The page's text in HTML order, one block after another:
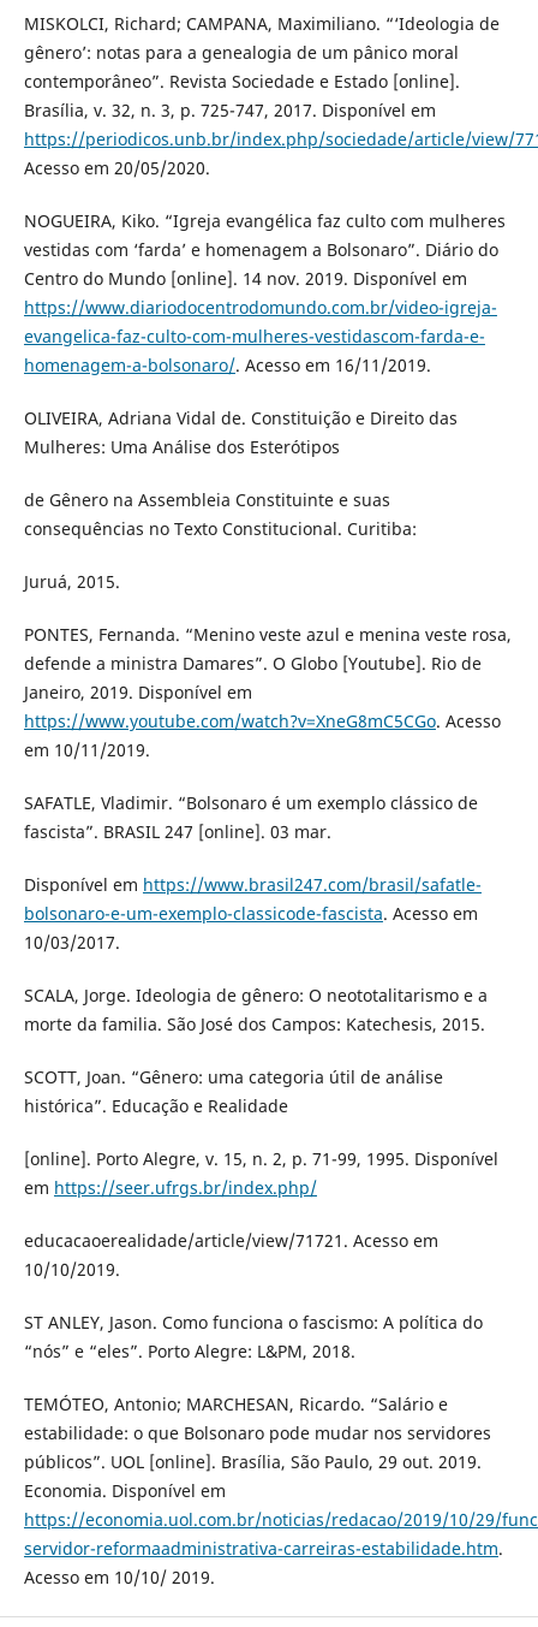
MISKOLCI, Richard; CAMPANA, Maximiliano. “‘Ideologia de
gênero’: notas para a genealogia de um pânico moral
contemporâneo”. Revista Sociedade e Estado [online].
Brasília, v. 32, n. 3, p. 725-747, 2017. Disponível em
https://periodicos.unb.br/index.php/sociedade/article/view/
Acesso em 20/05/2020.
NOGUEIRA, Kiko. “Igreja evangélica faz culto com mulheres
vestidas com ‘farda’ e homenagem a Bolsonaro”. Diário do
Centro do Mundo [online]. 14 nov. 2019. Disponível em
https://www.diariodocentrodomundo.com.br/video-igreja-
evangelica-faz-culto-com-mulheres-vestidascom-farda-e-
homenagem-a-bolsonaro/. Acesso em 16/11/2019.
OLIVEIRA, Adriana Vidal de. Constituição e Direito das
Mulheres: Uma Análise dos Esterótipos
de Gênero na Assembleia Constituinte e suas
consequências no Texto Constitucional. Curitiba:
Juruá, 2015.
PONTES, Fernanda. “Menino veste azul e menina veste rosa,
defende a ministra Damares”. O Globo [Youtube]. Rio de
Janeiro, 2019. Disponível em
https://www.youtube.com/watch?v=XneG8mC5CGo. Acesso
em 10/11/2019.
SAFATLE, Vladimir. “Bolsonaro é um exemplo clássico de
fascista”. BRASIL 247 [online]. 03 mar.
Disponível em https://www.brasil247.com/brasil/safatle-
bolsonaro-e-um-exemplo-classicode-fascista. Acesso em
10/03/2017.
SCALA, Jorge. Ideologia de gênero: O neototalitarismo e a
morte da familia. São José dos Campos: Katechesis, 2015.
SCOTT, Joan. “Gênero: uma categoria útil de análise
histórica”. Educação e Realidade
[online]. Porto Alegre, v. 15, n. 2, p. 71-99, 1995. Disponível
em https://seer.ufrgs.br/index.php/
educacaoerealidade/article/view/71721. Acesso em
10/10/2019.
ST ANLEY, Jason. Como funciona o fascismo: A política do
“nós” e “eles”. Porto Alegre: L&PM, 2018.
TEMÓTEO, Antonio; MARCHESAN, Ricardo. “Salário e
estabilidade: o que Bolsonaro pode mudar nos servidores
públicos”. UOL [online]. Brasília, São Paulo, 29 out. 2019.
Economia. Disponível em
https://economia.uol.com.br/noticias/redacao/2019/10/29/
servidor-reformaadministrativa-carreiras-estabilidade.htm.
Acesso em 10/10/ 2019.